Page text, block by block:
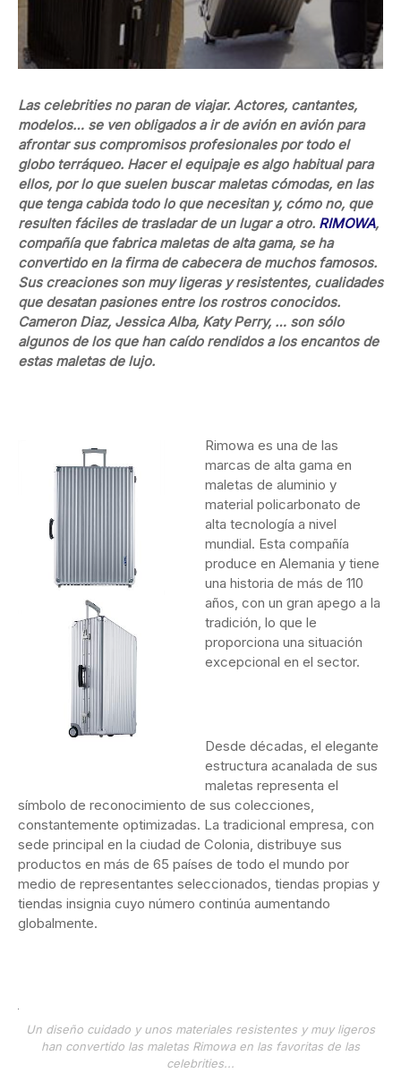
Las celebrities no paran de viajar. Actores, cantantes,
modelos… se ven obligados a ir de avión en avión para
afrontar sus compromisos profesionales por todo el
globo terráqueo. Hacer el equipaje es algo habitual para
ellos, por lo que suelen buscar maletas cómodas, en las
que tenga cabida todo lo que necesitan y, cómo no, que
resulten fáciles de trasladar de un lugar a otro. RIMOWA,
compañía que fabrica maletas de alta gama, se ha
convertido en la firma de cabecera de muchos famosos.
Sus creaciones son muy ligeras y resistentes, cualidades
que desatan pasiones entre los rostros conocidos.
Cameron Diaz, Jessica Alba, Katy Perry, … son sólo
algunos de los que han caído rendidos a los encantos de
estas maletas de lujo.
Rimowa es una de las
marcas de alta gama en
maletas de aluminio y
material policarbonato de
alta tecnología a nivel
mundial. Esta compañía
produce en Alemania y tiene
una historia de más de 110
años, con un gran apego a la
tradición, lo que le
proporciona una situación
excepcional en el sector.
Desde décadas, el elegante
estructura acanalada de sus
maletas representa el
símbolo de reconocimiento de sus colecciones,
constantemente optimizadas. La tradicional empresa, con
sede principal en la ciudad de Colonia, distribuye sus
productos en más de 65 países de todo el mundo por
medio de representantes seleccionados, tiendas propias y
tiendas insignia cuyo número continúa aumentando
globalmente.
Un diseño cuidado y unos materiales resistentes y muy ligeros
han convertido las maletas Rimowa en las favoritas de las
celebrities...